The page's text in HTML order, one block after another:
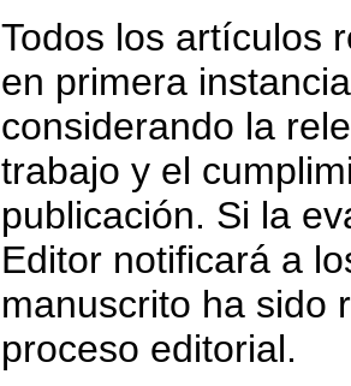
Todos los artículos
en primera
considerando la
trabajo y el
publicación. Si la
Editor notificará a
manuscrito ha sido
proceso editorial.